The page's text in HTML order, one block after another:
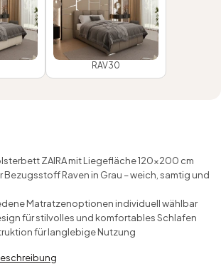
RAV30
ZAIRA mit Liegefläche 120x200 cm
Bezugsstoff Raven in Grau – weich, samtig und
Matratzenoptionen individuell wählbar
für stilvolles und komfortables Schlafen
für langlebige Nutzung